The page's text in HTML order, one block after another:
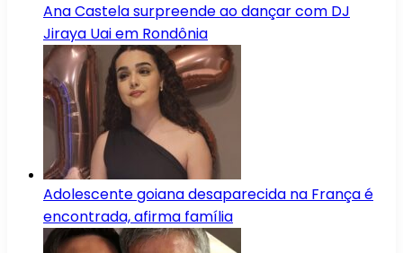
Ana Castela surpreende ao dançar com DJ
Jiraya Uai em Rondônia
Adolescente goiana desaparecida na França é
encontrada, afirma família